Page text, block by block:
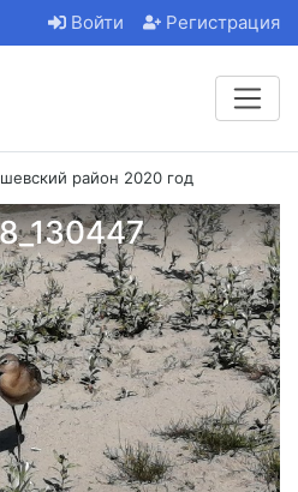
Войти Регистрация
район 2020 год